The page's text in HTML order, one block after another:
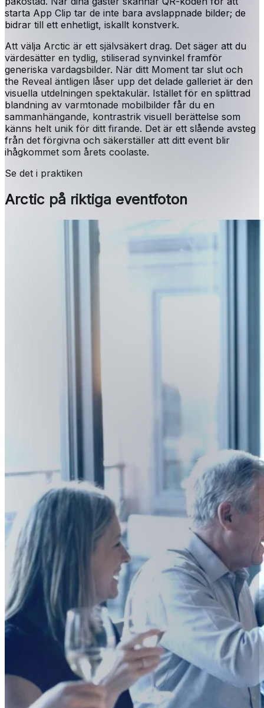
starta App Clip tar de inte bara avslappnade bilder; de
bidrar till ett enhetligt, iskallt konstverk.
Att välja Arctic är ett självsäkert drag. Det säger att du
värdesätter en tydlig, stiliserad synvinkel framför
generiska vardagsbilder. När ditt Moment tar slut och
the Reveal äntligen låser upp det delade galleriet är den
visuella utdelningen spektakulär. Istället för en splittrad
blandning av varmtonade mobilbilder får du en
sammanhängande, kontrastrik visuell berättelse som
känns helt unik för ditt firande. Det är ett slående avsteg
från det förgivna och säkerställer att ditt event blir
ihågkommet som årets coolaste.
Se det i praktiken
Arctic på riktiga eventfoton